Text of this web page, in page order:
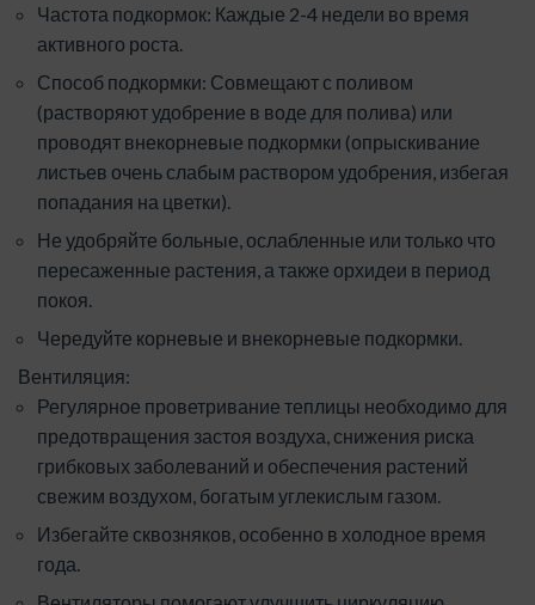
Частота подкормок: Каждые 2-4 недели во время
активного роста.
Способ подкормки: Совмещают с поливом
(растворяют удобрение в воде для полива) или
проводят внекорневые подкормки (опрыскивание
листьев очень слабым раствором удобрения, избегая
попадания на цветки).
Не удобряйте больные, ослабленные или только что
пересаженные растения, а также орхидеи в период
покоя.
Чередуйте корневые и внекорневые подкормки.
Вентиляция:
Регулярное проветривание теплицы необходимо для
предотвращения застоя воздуха, снижения риска
грибковых заболеваний и обеспечения растений
свежим воздухом, богатым углекислым газом.
Избегайте сквозняков, особенно в холодное время
года.